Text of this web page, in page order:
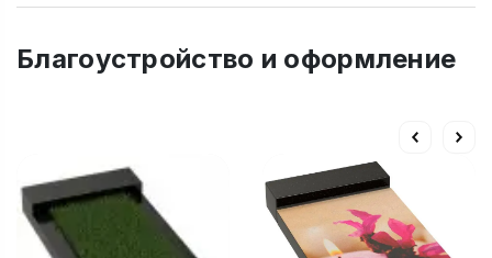
Благоустройство и оформление